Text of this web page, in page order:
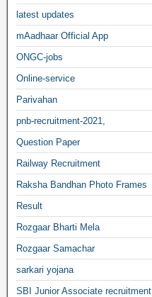
latest updates
mAadhaar Official App
ONGC-jobs
Online-service
Parivahan
pnb-recruitment-2021,
Question Paper
Railway Recruitment
Raksha Bandhan Photo Frames
Result
Rozgaar Bharti Mela
Rozgaar Samachar
sarkari yojana
SBI Junior Associate recruitment